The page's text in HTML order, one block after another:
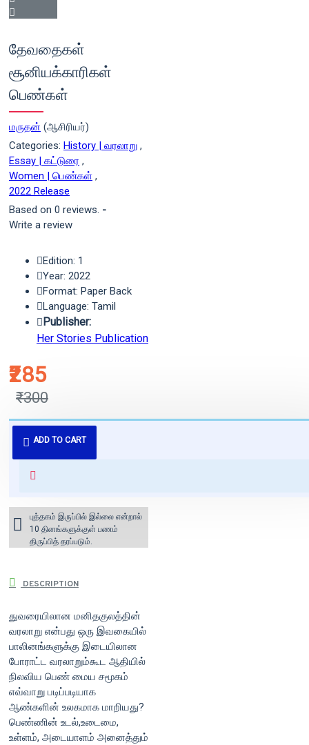
தேவதைகள்
சூனியக்காரிகள்
பெண்கள்
மருதன் (ஆசிரியர்)
Categories: History | வரலாறு ,
Essay | கட்டுரை ,
Women | பெண்கள் ,
2022 Release
Based on 0 reviews. -
Write a review
₹285
₹300
Edition: 1
Year: 2022
Format: Paper Back
Language: Tamil
Publisher:
Her Stories Publication
ADD TO CART
புத்தகம் 3 - 7 நாட்களில் அனுப்பி
வைக்கப்படும்.
for orders above ₹1000 within
புத்தகம் இருப்பில் இல்லை என்றால்
10 தினங்களுக்குள் பணம்
திருப்பித் தரப்படும்.
DESCRIPTION
துவரையிலான மனிதகுலத்தின்
வரலாறு என்பது ஒரு இவகையில்
பாலினங்களுக்கு இடையிலான
போராட்ட வரலாறும்கூட ஆதியில்
நிலவிய பெண் மைய சமூகம்
எவ்வாறு படிப்படியாக
ஆண்களின் உலகமாக மாறியது?
பெண்ணின் உடல்,உடைமை,
உள்ளம், அடையாளம் அனைத்தும்